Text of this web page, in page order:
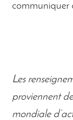
communiquer
Les
proviennent
mondiale